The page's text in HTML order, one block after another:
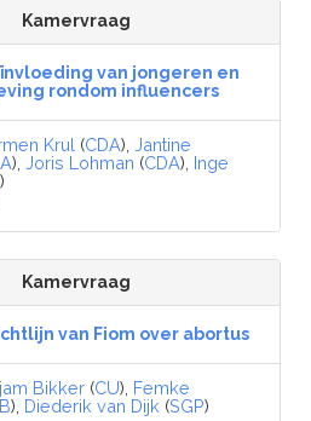
Kamervraag
van jongeren en
rondom influencers
Krul (CDA),Jantine
),Joris Lohman (CDA), Inge
)
Kamervraag
van Fiom over abortus
Bikker (CU), Femke
), Diederik van Dijk (SGP)